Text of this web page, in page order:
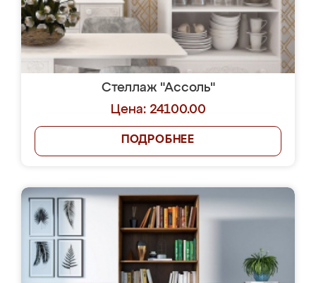
Стеллаж "Ассоль"
Цена: 24100.00
ПОДРОБНЕЕ